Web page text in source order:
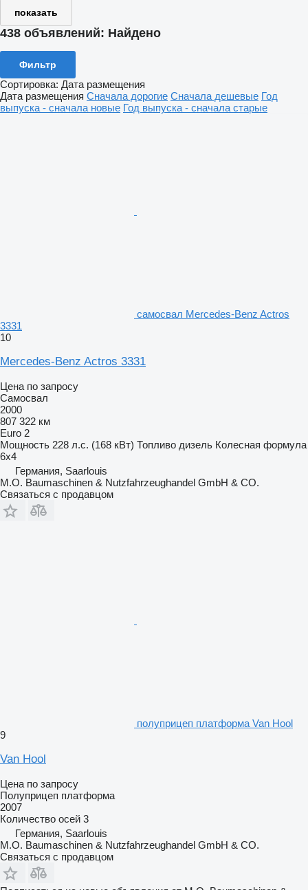
показать
438 объявлений: Найдено
Фильтр
Сортировка: Дата размещения
Дата размещения Сначала дорогие Сначала дешевые Год
выпуска - сначала новые Год выпуска - сначала старые
самосвал Mercedes-Benz Actros
3331
10
Mercedes-Benz Actros 3331
Цена по запросу
Самосвал
2000
807 322 км
Euro 2
Мощность 228 л.с. (168 кВт) Топливо дизель Колесная формула
6x4
Германия, Saarlouis
M.O. Baumaschinen & Nutzfahrzeughandel GmbH & CO.
Связаться с продавцом
полуприцеп платформа Van Hool
9
Van Hool
Цена по запросу
Полуприцеп платформа
2007
Количество осей 3
Германия, Saarlouis
M.O. Baumaschinen & Nutzfahrzeughandel GmbH & CO.
Связаться с продавцом